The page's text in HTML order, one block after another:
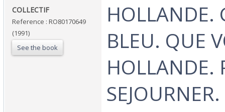
‎COLLECTIF‎
Reference : RO80170649
(1991)
See the book
‎HOLLANDE.
BLEU. QUE
HOLLANDE.
SEJOURNER.